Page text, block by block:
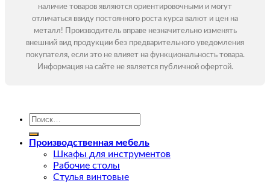
наличие товаров являются ориентировочными и могут
отличаться ввиду постоянного роста курса валют и цен на
металл! Производитель вправе незначительно изменять
внешний вид продукции без предварительного уведомления
покупателя, если это не влияет на функциональность товара.
Информация на сайте не является публичной офертой.
Искать:
Производственная мебель
Шкафы для инструментов
Рабочие столы
Стулья винтовые